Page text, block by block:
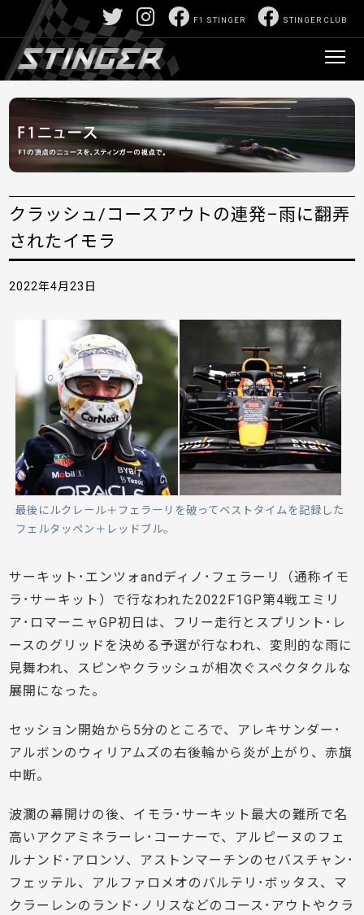
STINGER CLUB
F1 STINGER
クラッシュ/コースアウトの連発–雨に翻弄
されたイモラ
2022年4月23日
最後にルクレール＋フェラーリを破ってベストタイムを記録した
フェルタッペン＋レッドブル。
サーキット･エンツォandディノ･フェラーリ（通称イモ
ラ･サーキット）で行なわれた2022F1GP第4戦エミリ
ア･ロマーニャGP初日は、フリー走行とスプリント･レ
ースのグリッドを決める予選が行なわれ、変則的な雨に
見舞われ、スピンやクラッシュが相次ぐスペクタクルな
展開になった。
セッション開始から5分のところで、アレキサンダー･
アルボンのウィリアムズの右後輪から炎が上がり、赤旗
中断。
波瀾の幕開けの後、イモラ･サーキット最大の難所で名
高いアクアミネラーレ･コーナーで、アルピーヌのフェ
ルナンド･アロンソ、アストンマーチンのセバスチャン･
フェッテル、アルファロメオのバルテリ･ボッタス、マ
クラーレンのランド･ノリスなどのコース･アウトやクラ